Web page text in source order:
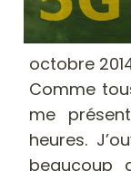
octobre
Comme
me
heures.
beaucoup